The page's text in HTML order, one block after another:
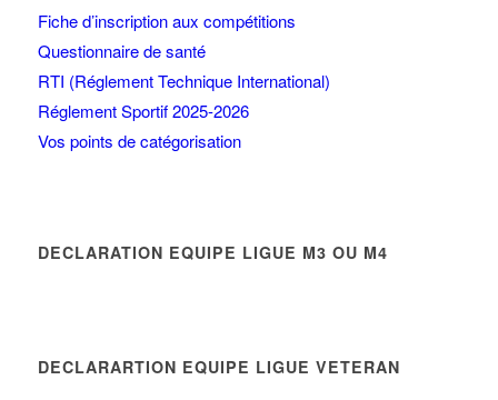
Fiche d’inscription aux compétitions
Questionnaire de santé
RTI (Réglement Technique International)
Réglement Sportif 2025-2026
Vos points de catégorisation
DECLARATION EQUIPE LIGUE M3 OU M4
DECLARARTION EQUIPE LIGUE VETERAN